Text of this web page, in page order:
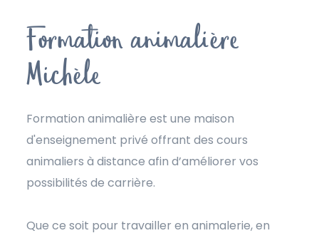
Formation animalière
Michèle
Formation animalière est une maison
d'enseignement privé offrant des cours
animaliers à distance afin d’améliorer vos
possibilités de carrière.
Que ce soit pour travailler en animalerie, en